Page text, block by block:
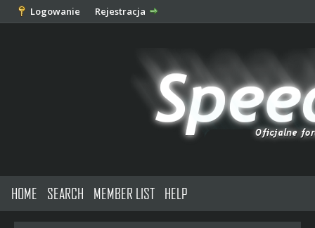
Logowanie Rejestracja
HOME SEARCH MEMBER LIST HELP